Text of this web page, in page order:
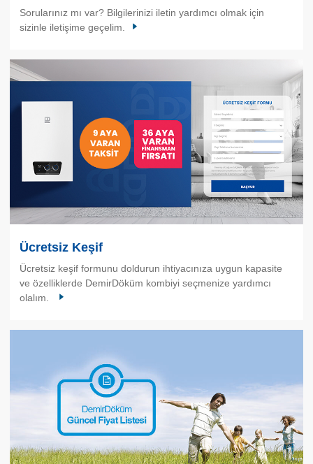
Sorularınız mı var? Bilgilerinizi iletin yardımcı olmak için
sizinle iletişime geçelim.
Ücretsiz Keşif
Ücretsiz keşif formunu doldurun ihtiyacınıza uygun kapasite
ve özelliklerde DemirDöküm kombiyi seçmenize yardımcı
olalım.